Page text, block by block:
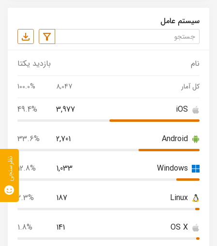
سیستم عامل
نام بازدید یکتا
کل آمار 8,047
100.0%
iOS
3,977
49.4%
Android
2,701
33.6%
Windows
1,033
12.8%
Linux
187
2.3%
OS X
141
1.8%
نظرسنجی